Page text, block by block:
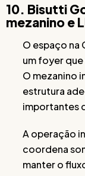
10. Bisutti
mezanino e
O espaço na
um foyer
O mezanino
estrutura
importantes
A operação
coordena
manter o